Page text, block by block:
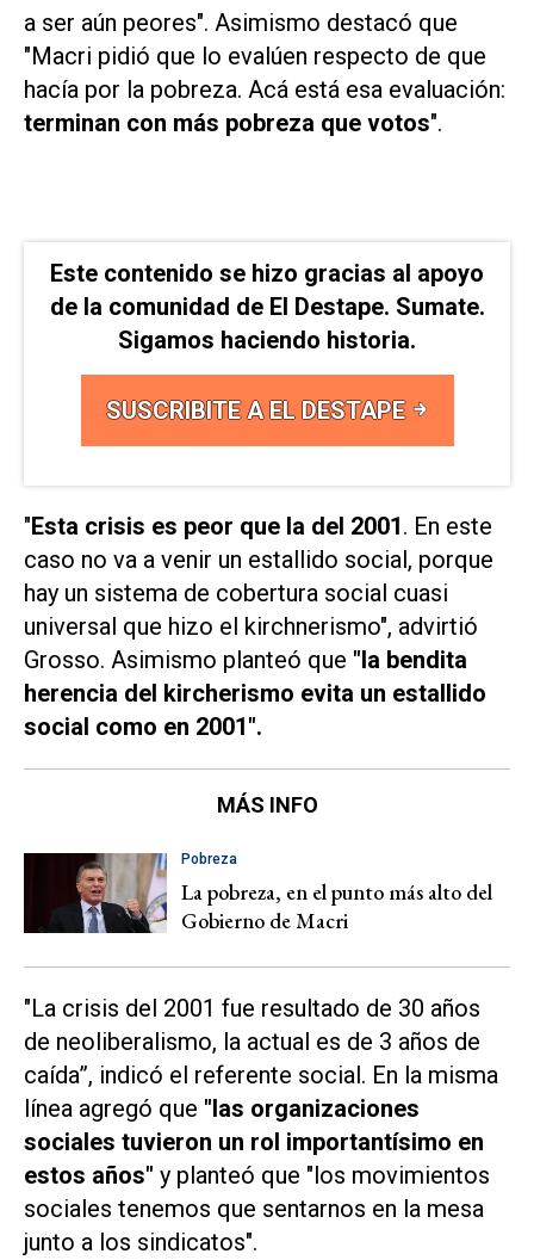
a ser aún peores". Asimismo destacó que
"Macri pidió que lo evalúen respecto de que
hacía por la pobreza. Acá está esa evaluación:
terminan con más pobreza que votos".
Este contenido se hizo gracias al apoyo
de la comunidad de El Destape. Sumate.
Sigamos haciendo historia.
SUSCRIBITE A EL DESTAPE
"Esta crisis es peor que la del 2001. En este
caso no va a venir un estallido social, porque
hay un sistema de cobertura social cuasi
universal que hizo el kirchnerismo", advirtió
Grosso. Asimismo planteó que "la bendita
herencia del kircherismo evita un estallido
social como en 2001".
MÁS INFO
Pobreza
La pobreza, en el punto más alto del
Gobierno de Macri
"La crisis del 2001 fue resultado de 30 años
de neoliberalismo, la actual es de 3 años de
caída”, indicó el referente social. En la misma
línea agregó que "las organizaciones
sociales tuvieron un rol importantísimo en
estos años" y planteó que "los movimientos
sociales tenemos que sentarnos en la mesa
junto a los sindicatos".